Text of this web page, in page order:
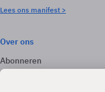
Lees ons manifest >
Over ons
Abonneren
Adverteren